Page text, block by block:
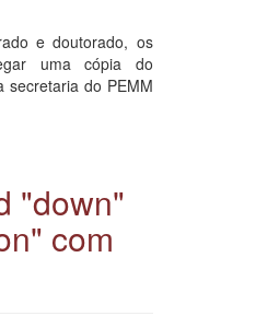
e doutorado, os
uma cópia do
secretaria do PEMM
"down"
com